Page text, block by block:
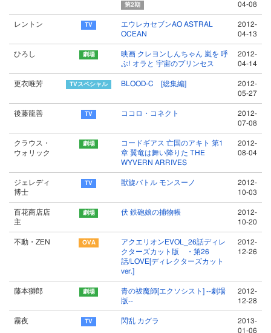
第2期
04-08
レントン
エウレカセブンAO ASTRAL
OCEAN
2012-
04-13
ひろし
映画 クレヨンしんちゃん 嵐を 呼
ぶ! オラと 宇宙のプリンセス
2012-
04-14
更衣唯芳 BLOOD-C [総集編]
2012-
05-27
後藤龍善 ココロ・コネクト
2012-
07-08
クラウス・
ウォリック
コードギアス 亡国のアキト 第1
章 翼竜は舞い降りた THE
WYVERN ARRIVES
2012-
08-04
ジェレディ
博士
獣旋バトル モンスーノ
2012-
10-03
百花商店店
主
伏 鉄砲娘の捕物帳
2012-
10-20
不動・ZEN
アクエリオンEVOL_26話ディレ
クターズカット版 ・第26
話/LOVE[ディレクターズカット
ver.]
2012-
12-26
藤本獅郎
青の祓魔師[エクソシスト] --劇場
版--
2012-
12-28
霧夜 閃乱 カグラ
2013-
01-06